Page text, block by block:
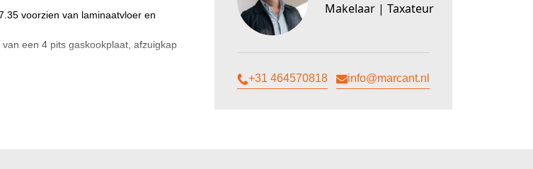
voorzien van laminaatvloer en
een 4 pits gaskookplaat, afzuigkap
Makelaar | Taxateur
+31 464570818 info@marcant.nl